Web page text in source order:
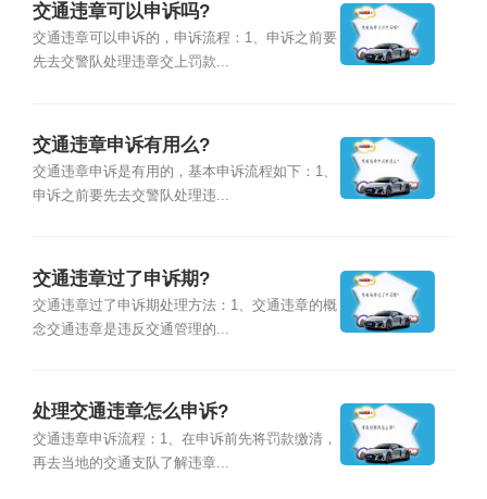
交通违章可以申诉吗?
交通违章可以申诉的，申诉流程：1、申诉之前要
先去交警队处理违章交上罚款...
交通违章申诉有用么?
交通违章申诉是有用的，基本申诉流程如下：1、
申诉之前要先去交警队处理违...
交通违章过了申诉期?
交通违章过了申诉期处理方法：1、交通违章的概
念交通违章是违反交通管理的...
处理交通违章怎么申诉?
交通违章申诉流程：1、在申诉前先将罚款缴清，
再去当地的交通支队了解违章...